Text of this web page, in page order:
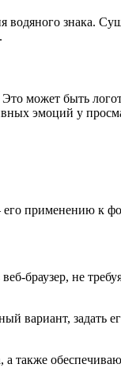
водяного знака.
может быть
эмоций у
его применению к
браузер, не
задать
также